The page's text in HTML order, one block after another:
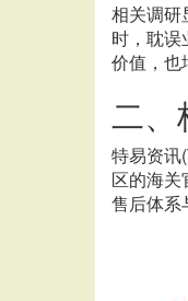
相关调研
时，耽
价值，也
二、
特易资讯
区的海关
售后体系